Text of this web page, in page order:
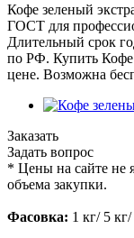
Кофе зеленый
ГОСТ для
Длительный срок
по РФ. Купить Кофе
цене. Возможна
Заказать
Задать вопрос
* Цены на сайте не
объема закупки.
Фасовка: 1 кг/ 5